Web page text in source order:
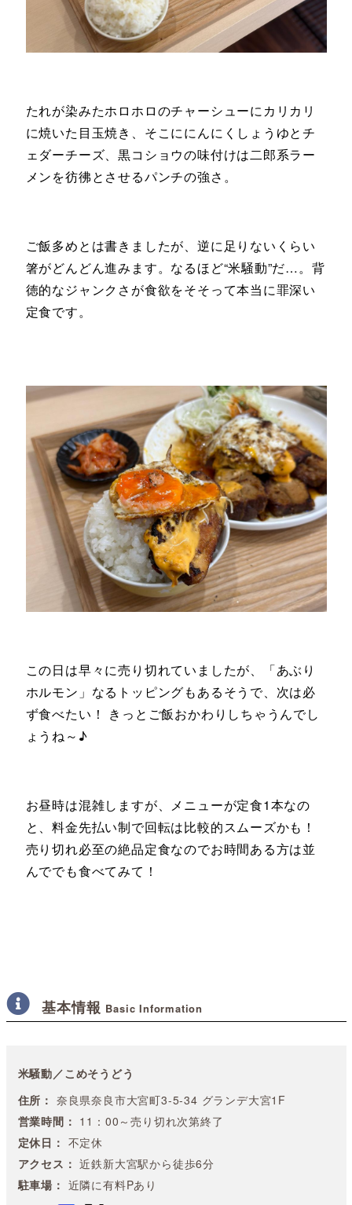
たれが染みたホロホロのチャーシューにカリカリ
に焼いた目玉焼き、そこににんにくしょうゆとチ
ェダーチーズ、黒コショウの味付けは二郎系ラー
メンを彷彿とさせるパンチの強さ。
ご飯多めとは書きましたが、逆に足りないくらい
箸がどんどん進みます。なるほど“米騒動”だ…。背
徳的なジャンクさが食欲をそそって本当に罪深い
定食です。
この日は早々に売り切れていましたが、「あぶり
ホルモン」なるトッピングもあるそうで、次は必
ず食べたい！ きっとご飯おかわりしちゃうんでし
ょうね～♪
お昼時は混雑しますが、メニューが定食1本なの
と、料金先払い制で回転は比較的スムーズかも！
売り切れ必至の絶品定食なのでお時間ある方は並
んででも食べてみて！
基本情報 Basic Information
米騒動／こめそうどう
住所： 奈良県奈良市大宮町3-5-34 グランデ大宮1F
営業時間： 11：00～売り切れ次第終了
定休日： 不定休
アクセス： 近鉄新大宮駅から徒歩6分
駐車場： 近隣に有料Pあり